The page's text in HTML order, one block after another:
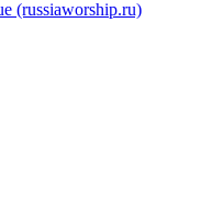
(russiaworship.ru)